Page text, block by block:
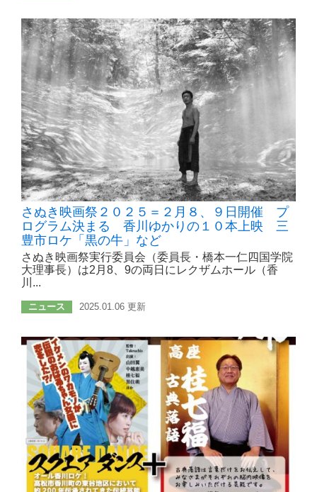
さぬき映画祭２０２５＝２月８、９日開催 プ
ログラム決まる 香川ゆかりの１０本上映 三
豊市ロケ「黒の牛」など
さぬき映画祭実行委員会（委員長・橋本一仁四国学院
大理事長）は2月8、9の両日にレクザムホール（香
川...
ニュース 2025.01.06 更新